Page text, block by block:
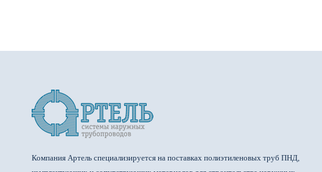
Компания Артель специализируется на поставках полиэтиленовых труб ПНД,